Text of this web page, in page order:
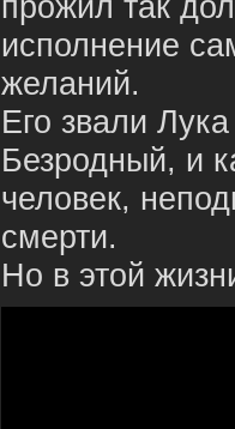
прожил так
исполнение
желаний.
Его звали
Безродный, и
человек,
смерти.
Но в этой